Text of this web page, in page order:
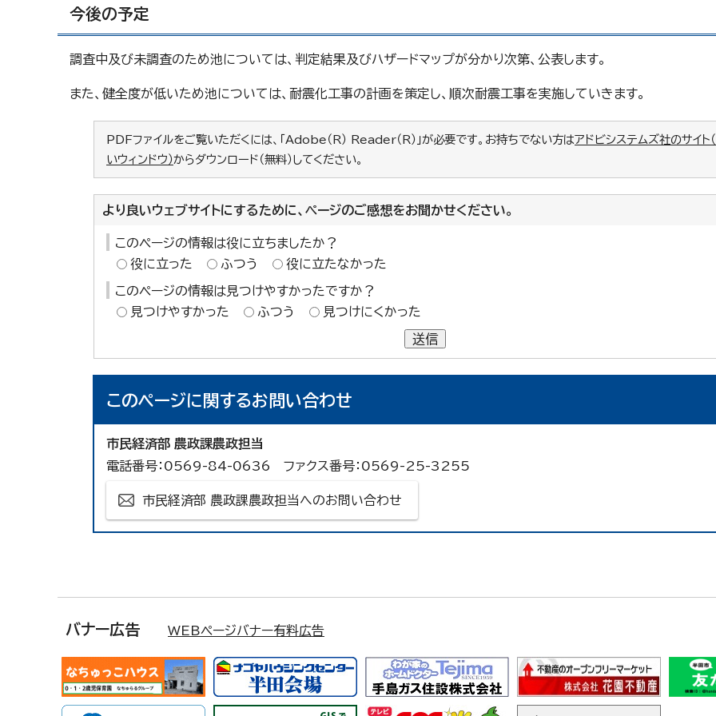
今後の予定
調査中及び未調査のため池については、判定結果及びハザードマップが分かり次第、公表します。
また、健全度が低いため池については、耐震化工事の計画を策定し、順次耐震工事を実施していきます。
PDFファイルをご覧いただくには、「Adobe（R） Reader（R）」が必要です。お持ちでない方はアドビシステムズ社のサイト
いウィンドウ）からダウンロード（無料）してください。
より良いウェブサイトにするために、ページのご感想をお聞かせください。
このページの情報は役に立ちましたか？
役に立った
ふつう 役に立たなかった
このページの情報は見つけやすかったですか？
見つけやすかった
ふつう 見つけにくかった
送信
このページに関するお問い合わせ
市民経済部 農政課農政担当
電話番号：0569-84-0636 ファクス番号：0569-25-3255
市民経済部 農政課農政担当へのお問い合わせ
バナー広告 WEBページバナー有料広告